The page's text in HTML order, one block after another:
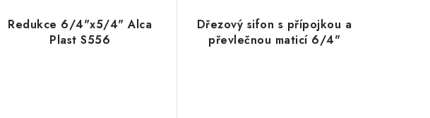
Redukce 6/4"x5/4" Alca
Plast S556
Dřezový sifon s přípojkou a
převlečnou maticí 6/4"